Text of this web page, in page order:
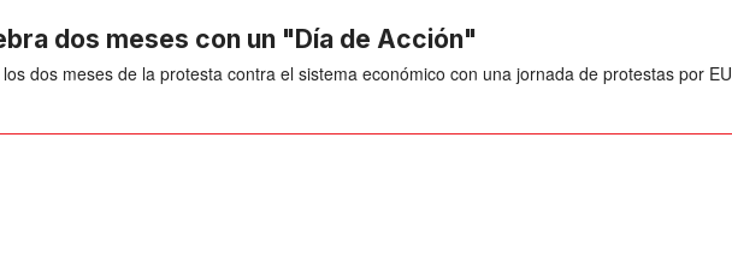
dos meses con un "Día de Acción"
dos meses de la protesta contra el sistema económico con una jornada de protestas por EU